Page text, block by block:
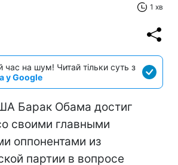
1 хв
час на шум! Читай тільки суть з
у Google
Барак Обама достиг
своими главными
оппонентами из
партии в вопросе